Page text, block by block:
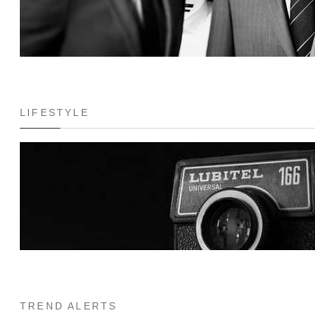
LIFESTYLE
TREND ALERTS